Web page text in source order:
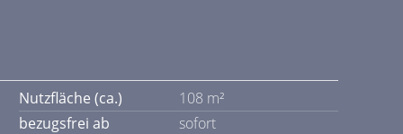
Nutzfläche (ca.)
108 m²
bezugsfrei ab
sofort